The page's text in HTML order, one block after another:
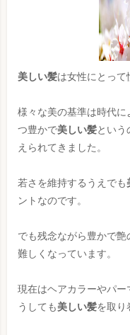
美しい髪は女性にとって
様々な美の基準は時代
つ豊かで美しい髪という
えられてきました。
若さを維持するうえでも
ントなのです。
でも残念ながら豊かで艶
難しくなっています。
現在はヘアカラーやパ
うしても美しい髪を取り